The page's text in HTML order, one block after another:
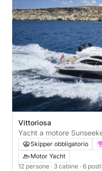
Vittoriosa
Skipper obbligatorio
Motor Yacht
12 persone · 3 cabine · 6